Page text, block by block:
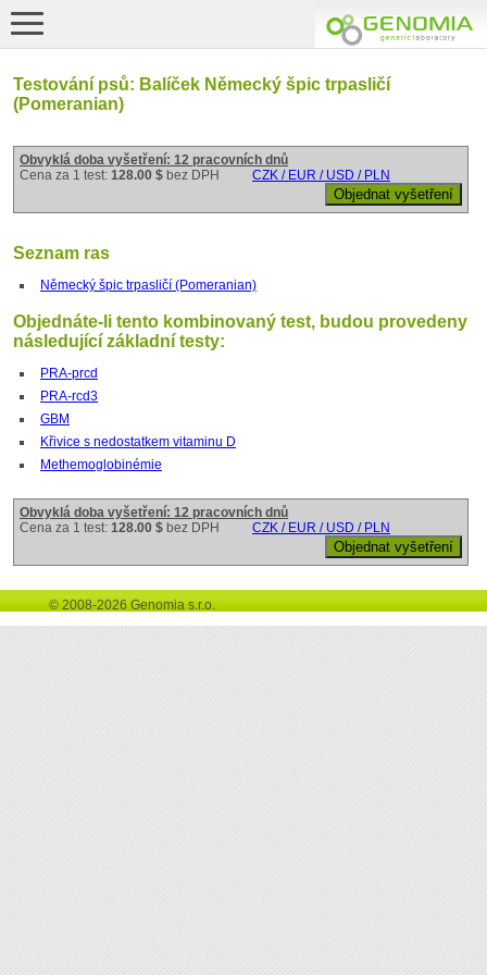
Testování psů: Balíček Německý špic trpasličí
(Pomeranian)
Obvyklá doba vyšetření: 12 pracovních dnů
Cena za 1 test: 128.00 $ bez DPH CZK / EUR / USD / PLN
Seznam ras
Německý špic trpasličí (Pomeranian)
Objednáte-li tento kombinovaný test, budou provedeny
následující základní testy:
PRA-prcd
PRA-rcd3
GBM
Křivice s nedostatkem vitaminu D
Methemoglobinémie
Obvyklá doba vyšetření: 12 pracovních dnů
Cena za 1 test: 128.00 $ bez DPH CZK / EUR / USD / PLN
© 2008-2026 Genomia s.r.o.